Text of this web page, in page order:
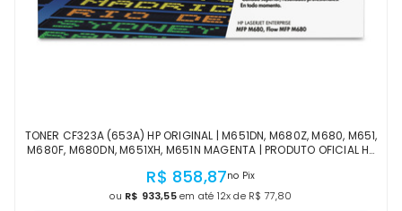
TONER CF323A (653A) HP ORIGINAL | M651DN, M680Z, M680, M651,
M680F, M680DN, M651XH, M651N MAGENTA | PRODUTO OFICIAL HP
R$ 858,87no Pix
ou R$ 933,55em até 12x de R$ 77,80